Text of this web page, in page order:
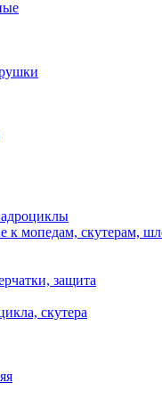
к мопедам, скутерам,
защита
скутера